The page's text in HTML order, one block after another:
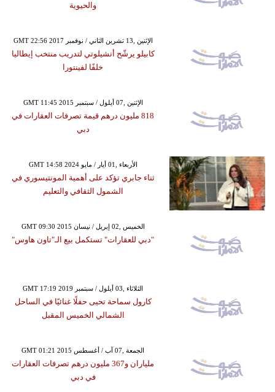
والحيوية
GMT 22:56 2017 الإثنين ,13 تشرين الثاني / نوفمبر
كابيلو يرشّح أنشيلوتي لتدريب منتخب إيطاليا
خلفًا لفينتورا
GMT 11:45 2015 الإثنين ,07 أيلول / سبتمبر
818 مليون درهم قيمة تصرفات العقارات في
دبي
GMT 14:58 2024 الأربعاء ,01 أيار / مايو
ثناء جابري تؤكد على أهمية المونتيسوري في
الشمول الثقافي والتعليم
GMT 09:30 2015 الخميس ,02 إبريل / نيسان
"دبي للعقارات" تستكمل بيع الـ"تاون هاوس"
GMT 17:19 2019 الثلاثاء ,03 أيلول / سبتمبر
كارول سماحة تحيى حفلًا غنائيًا في الساحل
الشمالي الخميس المقبل
GMT 01:21 2015 الجمعة ,07 آب / أغسطس
ملياران و367 مليون درهم تصرفات العقارات
في دبي